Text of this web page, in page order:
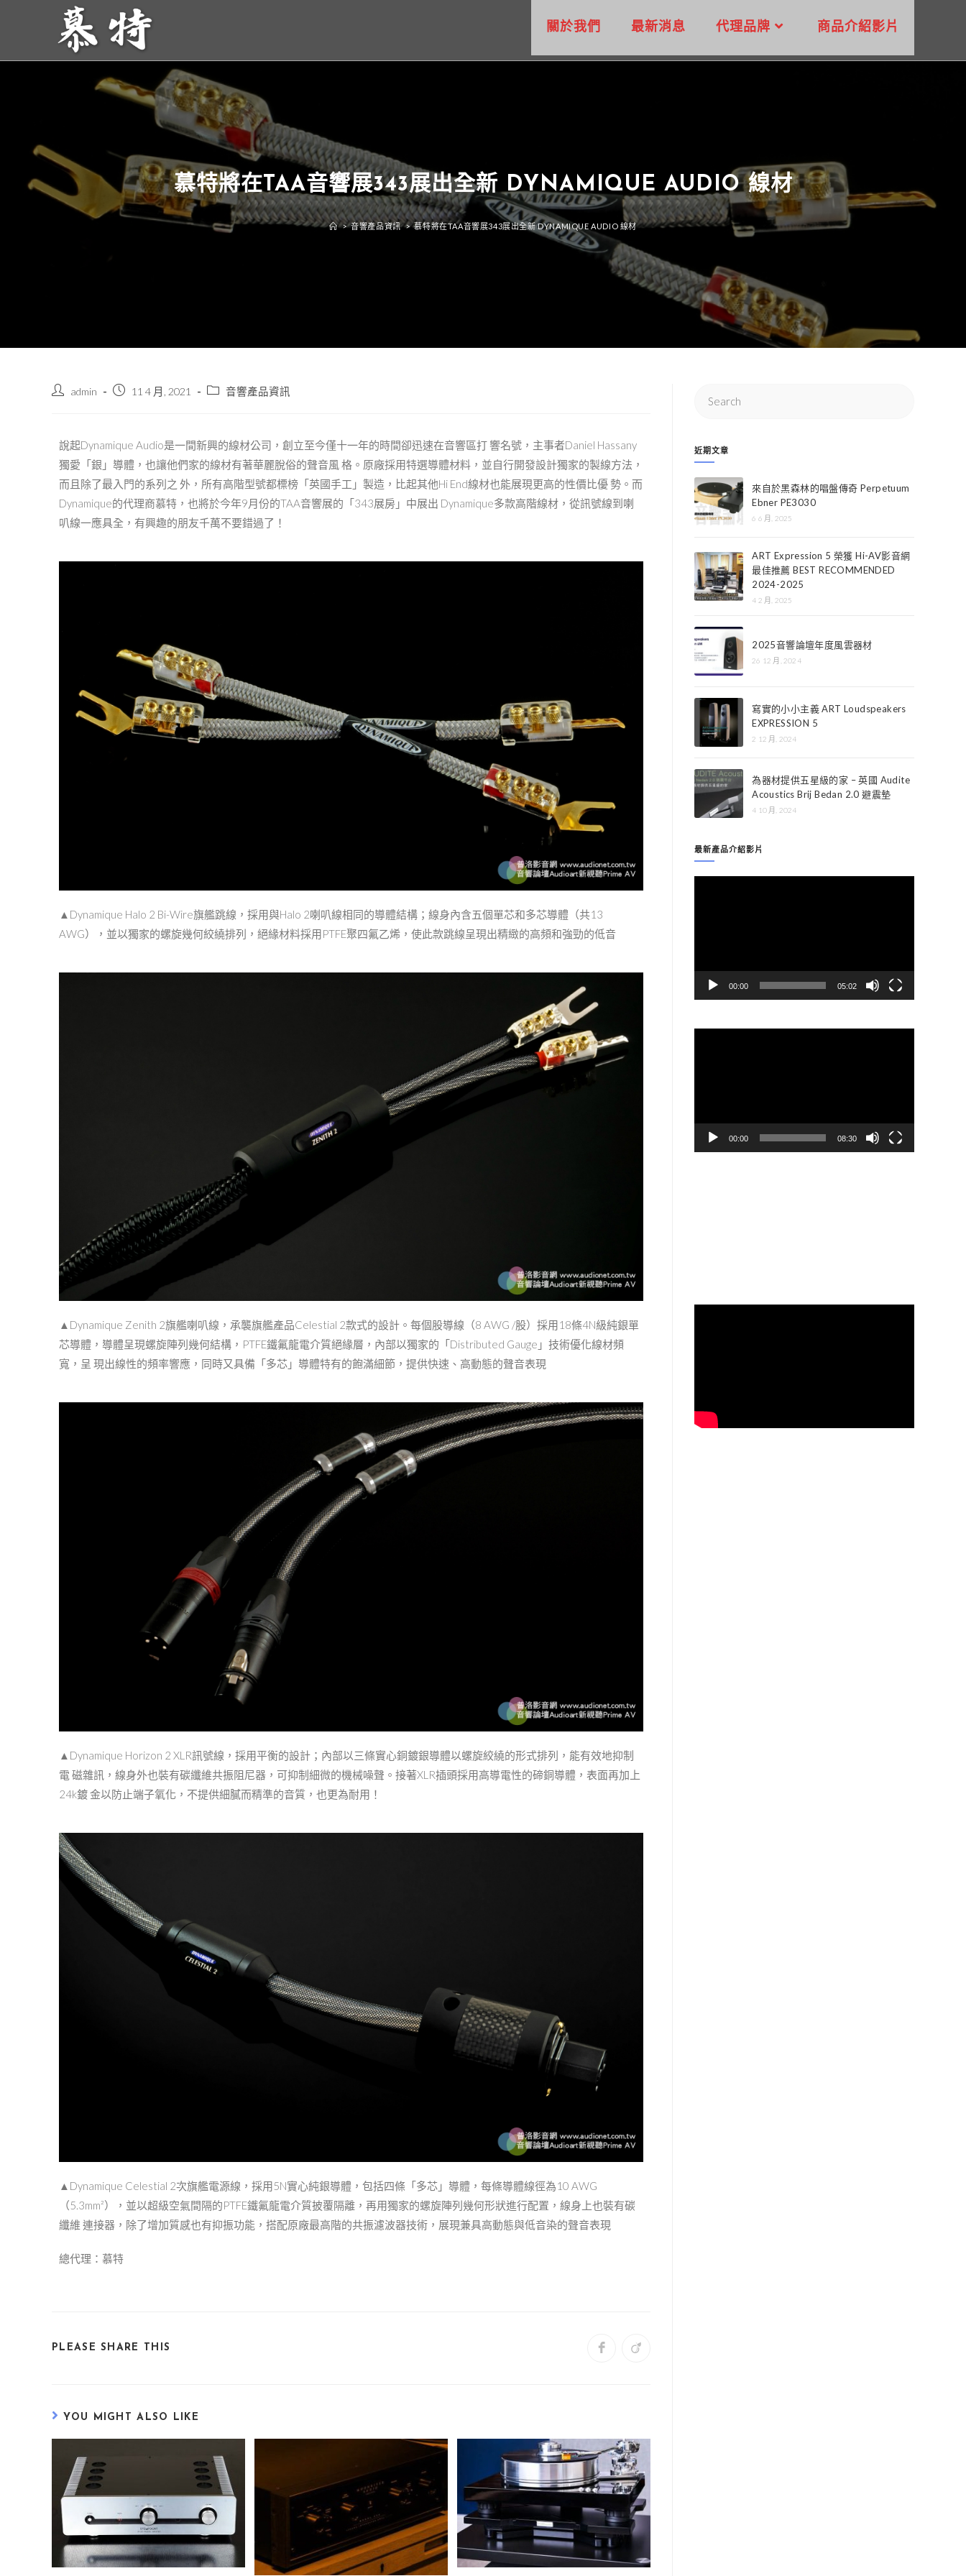
關於我們 最新消息 代理品牌 商品介紹影片
慕特將在TAA⾳響展343展出全新 DYNAMIQUE AUDIO 線材
> 音響產品資訊 > 慕特將在TAA⾳響展343展出全新 DYNAMIQUE AUDIO 線材
admin 11 4 月, 2021 音響產品資訊
說起Dynamique Audio是⼀間新興的線材公司，創立⾄今僅⼗⼀年的時間卻迅速在⾳響區打 響名號，主事者Daniel Hassany
獨愛「銀」導體，也讓他們家的線材有著華麗脫俗的聲⾳風 格。原廠採⽤特選導體材料，並⾃⾏開發設計獨家的製線⽅法，
⽽且除了最入⾨的系列之 外，所有⾼階型號都標榜「英國⼿⼯」製造，比起其他Hi End線材也能展現更⾼的性價比優 勢。⽽
Dynamique的代理商慕特，也將於今年9⽉份的TAA⾳響展的「343展房」中展出 Dynamique多款⾼階線材，從訊號線到喇
叭線⼀應具全，有興趣的朋友千萬不要錯過了！
▲Dynamique Halo 2 Bi-Wire旗艦跳線，採⽤與Halo 2喇叭線相同的導體結構；線⾝內含五個單芯和多芯導體（共13
AWG），並以獨家的螺旋幾何絞繞排列，絕緣材料採⽤PTFE聚四氟⼄烯，使此款跳線呈現出精緻的⾼頻和強勁的低⾳
▲Dynamique Zenith 2旗艦喇叭線，承襲旗艦產品Celestial 2款式的設計。每個股導線（8 AWG /股）採⽤18條4N級純銀單
芯導體，導體呈現螺旋陣列幾何結構，PTFE鐵氟龍電介質絕緣層，內部以獨家的「Distributed Gauge」技術優化線材頻
寬，呈 現出線性的頻率響應，同時⼜具備「多芯」導體特有的飽滿細節，提供快速、⾼動態的聲⾳表現
▲Dynamique Horizon 2 XLR訊號線，採⽤平衡的設計；內部以三條實⼼銅鍍銀導體以螺旋絞繞的形式排列，能有效地抑制
電 磁雜訊，線⾝外也裝有碳纖維共振阻尼器，可抑制細微的機械噪聲。接著XLR插頭採⽤⾼導電性的碲銅導體，表⾯再加上
24k鍍 ⾦以防⽌端⼦氧化，不提供細膩⽽精準的⾳質，也更為耐⽤！
▲Dynamique Celestial 2次旗艦電源線，採⽤5N實⼼純銀導體，包括四條「多芯」導體，每條導體線徑為10 AWG
（5.3mm²），並以超級空氣間隔的PTFE鐵氟龍電介質披覆隔離，再⽤獨家的螺旋陣列幾何形狀進⾏配置，線⾝上也裝有碳
纖維 連接器，除了增加質感也有抑振功能，搭配原廠最⾼階的共振濾波器技術，展現兼具⾼動態與低⾳染的聲⾳表現
總代理：慕特
PLEASE SHARE THIS
YOU MIGHT ALSO LIKE
近期文章
來自於黑森林的唱盤傳奇 Perpetuum
Ebner PE3030
6 6 月, 2025
ART Expression 5 榮獲 Hi-AV影音網
最佳推薦 BEST RECOMMENDED
2024-2025
4 2 月, 2025
2025音響論壇年度風雲器材
26 12 月, 2024
寫實的小小主義 ART Loudspeakers
EXPRESSION 5
2 12 月, 2024
為器材提供五星級的家 – 英國 Audite
Acoustics Brij Bedan 2.0 避震墊
4 10 月, 2024
最新產品介紹影片
00:00 05:02
00:00 08:30